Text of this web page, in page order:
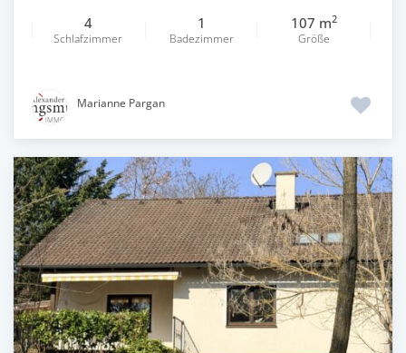
4
Schlafzimmer
1
Badezimmer
107 m2
Größe
Marianne Pargan